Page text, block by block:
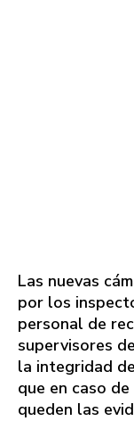
Las nuevas
por los
personal de
supervisores
la integridad
que en caso
queden las